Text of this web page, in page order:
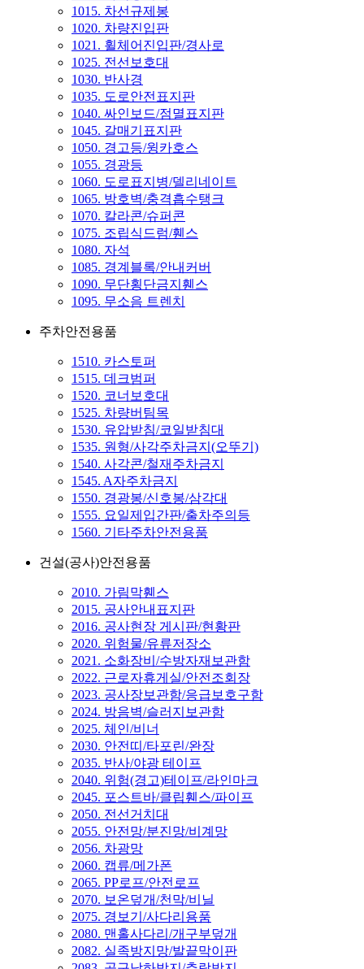
1015. 차선규제봉
1020. 차량진입판
1021. 휠체어진입판/경사로
1025. 전선보호대
1030. 반사경
1035. 도로안전표지판
1040. 싸인보드/점멸표지판
1045. 갈매기표지판
1050. 경고등/윙카호스
1055. 경광등
1060. 도로표지병/델리네이트
1065. 방호벽/충격흡수탱크
1070. 칼라콘/슈퍼콘
1075. 조립식드럼/휀스
1080. 자석
1085. 경계블록/안내커버
1090. 무단횡단금지휀스
1095. 무소음 트렌치
주차안전용품
1510. 카스토퍼
1515. 데크범퍼
1520. 코너보호대
1525. 차량버팀목
1530. 유압받침/코일받침대
1535. 원형/사각주차금지(오뚜기)
1540. 사각콘/철재주차금지
1545. A자주차금지
1550. 경광봉/신호봉/삼각대
1555. 요일제입간판/출차주의등
1560. 기타주차안전용품
건설(공사)안전용품
2010. 가림막휀스
2015. 공사안내표지판
2016. 공사현장 게시판/현황판
2020. 위험물/유류저장소
2021. 소화장비/수방자재보관함
2022. 근로자휴게실/안전조회장
2023. 공사장보관함/응급보호구함
2024. 방음벽/슬러지보관함
2025. 체인/비너
2030. 안전띠/타포린/완장
2035. 반사/야광 테이프
2040. 위험(경고)테이프/라인마크
2045. 포스트바/클립휀스/파이프
2050. 전선거치대
2055. 안전망/분진망/비계망
2056. 차광망
2060. 캡류/메가폰
2065. PP로프/안전로프
2070. 보온덮개/천막/비닐
2075. 경보기/사다리용품
2080. 맨홀사다리/개구부덮개
2082. 실족방지망/발끝막이판